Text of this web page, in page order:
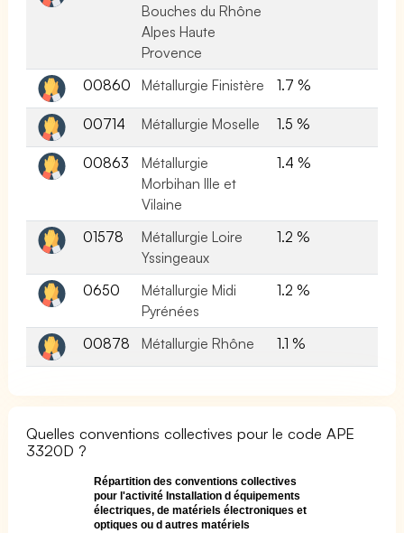
Bouches du Rhône
Alpes Haute
Provence
00860 Métallurgie Finistère 1.7 %
00714 Métallurgie Moselle 1.5 %
00863
Métallurgie
Morbihan Ille et
Vilaine
1.4 %
01578
Métallurgie Loire
Yssingeaux
1.2 %
0650
Métallurgie Midi
Pyrénées
1.2 %
00878 Métallurgie Rhône 1.1 %
Quelles conventions collectives pour le code APE
3320D ?
Répartition des conventions collectives
pour l'activité Installation d équipements
électriques, de matériels électroniques et
optiques ou d autres matériels